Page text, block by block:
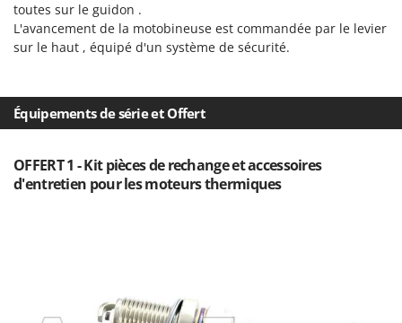
Master
Mastercook
MCH
Mille
toutes sur le guidon .
L'avancement de la motobineuse est commandée par le levier
sur le haut , équipé d'un système de sécurité.
Équipements de série et Offert
OFFERT 1 - Kit pièces de rechange et accessoires
d'entretien pour les moteurs thermiques